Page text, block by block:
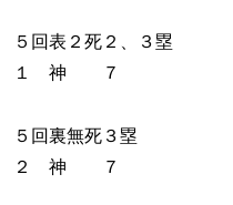
５回表２死２、
１ 神 ７
５回裏無死３
２ 神 ７